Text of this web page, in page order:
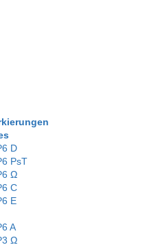
D
PsT
Ω
C
E
A
Ω